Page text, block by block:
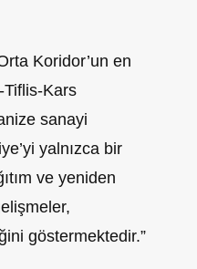
Koridor’un en
Kars
sanayi
yalnızca bir
ve yeniden
göstermektedir.”